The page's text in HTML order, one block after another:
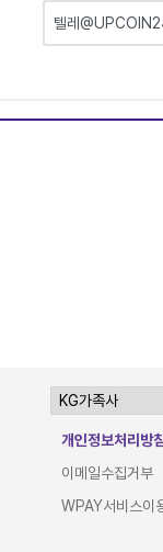
개인정보처리방
이메일수집거부
WPAY서비스이